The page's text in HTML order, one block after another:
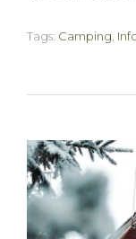
Tags: Camping